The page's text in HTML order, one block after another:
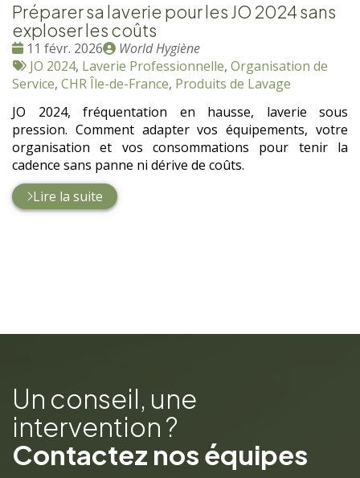
Préparer sa laverie pour les JO 2024 sans
exploser les coûts
Date
:
11 févr. 2026
Publié
par
World Hygiène
Tags
:
JO 2024, Laverie Professionnelle, Organisation de
Service, CHR Île-de-France, Produits de Lavage
JO 2024, fréquentation en hausse, laverie sous
pression. Comment adapter vos équipements, votre
organisation et vos consommations pour tenir la
cadence sans panne ni dérive de coûts.
Lire la suite
Un conseil, une
intervention ?
Contactez nos équipes